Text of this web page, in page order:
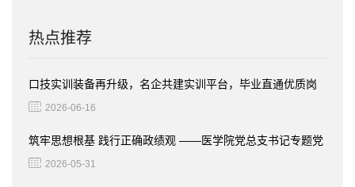
热点推荐
口技实训装备再升级，名企共建实训平台，毕业直通优质岗
位 2026-06-16
筑牢思想根基 践行正确政绩观 ——医学院党总支书记专题党
课 2026-05-31